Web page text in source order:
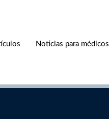
Noticias para médicos